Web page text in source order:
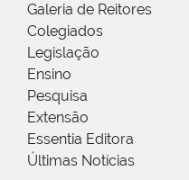
Galeria de Reitores
Colegiados
Legislação
Ensino
Pesquisa
Extensão
Essentia Editora
Últimas Notícias